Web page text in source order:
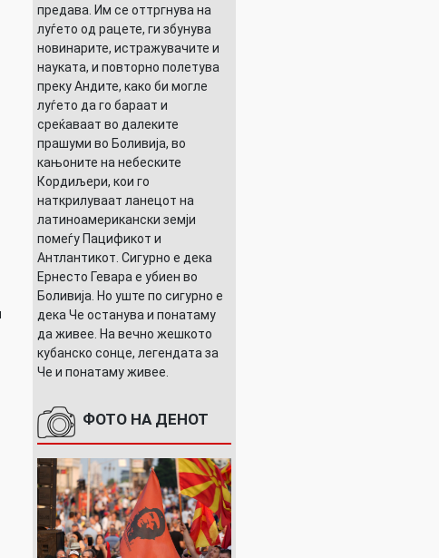
предава. Им се оттргнува на
луѓето од рацете, ги збунува
новинарите, истражувачите и
науката, и повторно полетува
преку Андите, како би могле
луѓето да го бараат и
среќаваат во далеките
прашуми во Боливија, во
кањоните на небеските
Кордиљери, кои го
наткрилуваат ланецот на
латиноамерикански земји
помеѓу Пацификот и
Антлантикот. Сигурно е дека
Ернесто Гевара е убиен во
Боливија. Но уште по сигурно е
дека Че останува и понатаму
да живее. На вечно жешкото
кубанско сонце, легендата за
Че и понатаму живее.
ФОТО НА ДЕНОТ